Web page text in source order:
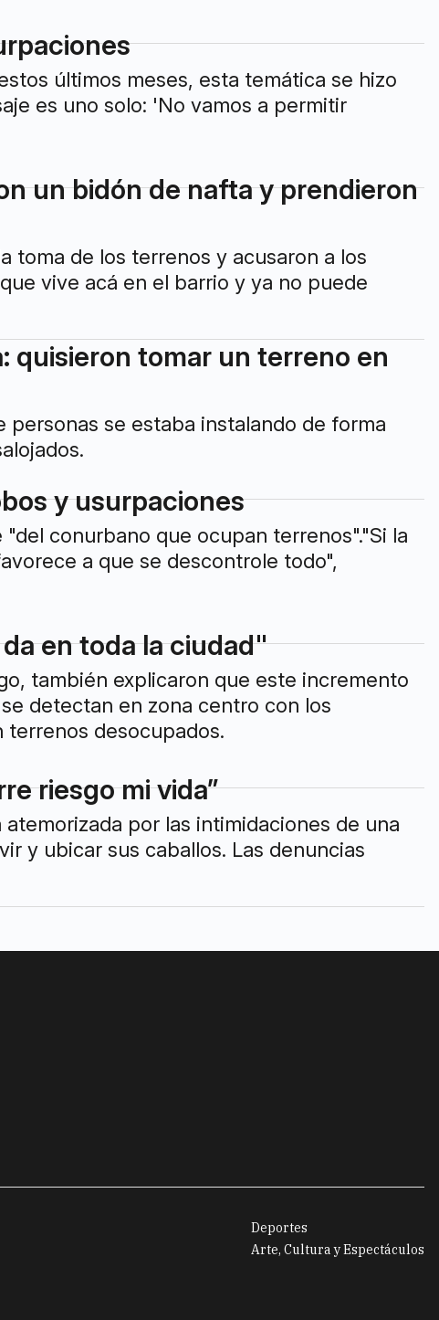
últimos meses, esta temática se hizo
es uno solo: 'No vamos a permitir
un bidón de nafta y prendieron
toma de los terrenos y acusaron a los
vive acá en el barrio y ya no puede
quisieron tomar un terreno en
se estaba instalando de forma
y usurpaciones
conurbano que ocupan terrenos"."Si la
a que se descontrole todo",
en toda la ciudad"
también explicaron que este incremento
detectan en zona centro con los
desocupados.
riesgo mi vida”
por las intimidaciones de una
y ubicar sus caballos. Las denuncias
Deportes
Arte, Cultura y Espectáculos